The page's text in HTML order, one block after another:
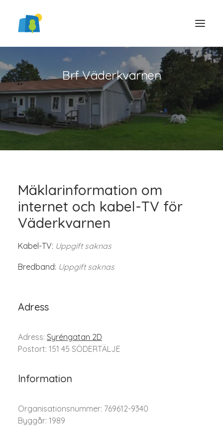
LOGGA IN
Brf Väderkvarnen
Mäklarinformation om
internet och kabel-TV för
Väderkvarnen
Kabel-TV: Uppgift saknas
Bredband: Uppgift saknas
Adress
Adress: Syréngatan 2D
Postort: 151 45 SÖDERTÄLJE
Information
Organisationsnummer: 769612-9340
Byggår: 1989